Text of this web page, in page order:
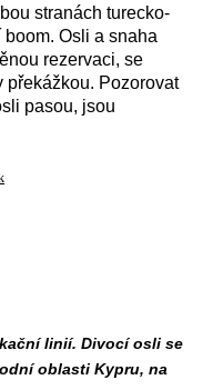
stranách turecko-
Osli a snaha
rezervaci, se
překážkou. Pozorovat
pasou, jsou
linií. Divocí osli se
oblasti Kypru, na